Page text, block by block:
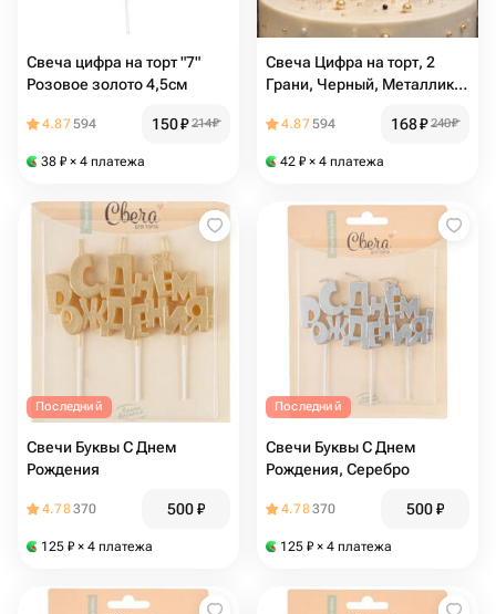
Свеча цифра на торт "7"
Розовое золото 4,5см
4.87594 150₽ 214₽
38 ₽ × 4 платежа
Свеча Цифра на торт, 2
Грани, Черный, Металлик,
4.87594 168₽ 240₽
42 ₽ × 4 платежа
Последний
Свечи Буквы С Днем
Рождения
4.78370 500₽
125 ₽ × 4 платежа
Последний
Свечи Буквы С Днем
Рождения, Серебро
4.78370 500₽
125 ₽ × 4 платежа